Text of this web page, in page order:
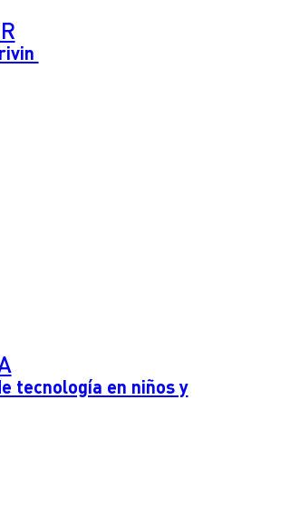
tecnología en niños y